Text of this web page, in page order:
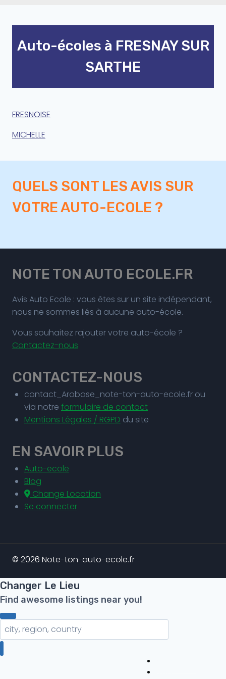
Auto-écoles à FRESNAY SUR
SARTHE
FRESNOISE
MICHELLE
QUELS SONT LES AVIS SUR
VOTRE AUTO-ECOLE ?
NOTE TON AUTO ECOLE.FR
Avis Auto Ecole : vous êtes sur un site indépendant,
nous ne sommes liés à aucune auto-école.
Vous souhaitez rajouter votre auto-école ?
Contactez-nous
CONTACTEZ-NOUS
contact_Arobase_note-ton-auto-ecole.fr ou
via notre formulaire de contact
Mentions Légales / RGPD du site
EN SAVOIR PLUS
Auto-ecole
Blog
Change Location
Se connecter
© 2026 Note-ton-auto-ecole.fr
Changer Le Lieu
Find awesome listings near you!
Changer Le Lieu